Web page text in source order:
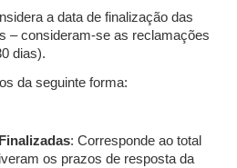
a data de finalização das
– consideram-se as reclamações
dias).
da seguinte forma:
: Corresponde ao total
os prazos de resposta da